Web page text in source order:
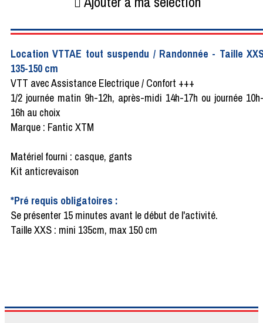
Location VTTAE tout suspendu / Randonnée - Taille
135-150 cm
VTT avec Assistance Electrique / Confort +++
1/2 journée matin 9h-12h, après-midi 14h-17h ou journée
16h au choix
Marque : Fantic XTM
Matériel fourni : casque, gants
Kit anticrevaison
*Pré requis obligatoires :
​Se présenter 15 minutes avant le début de l'activité.
Taille XXS : mini 135cm, max 150 cm